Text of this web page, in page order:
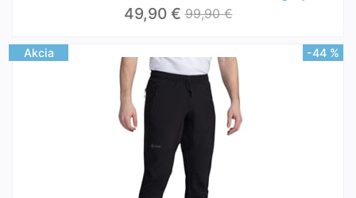
49,90 € 99,90 €
Akcia -44 %